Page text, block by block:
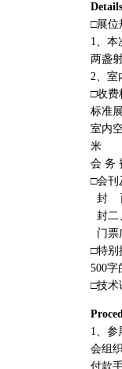
□展位
1、本
两盏
2、室
□收费
标准
室内
会 务
□会刊
封
封
门票
□特别
500字
□技术
1、参
会组
付款